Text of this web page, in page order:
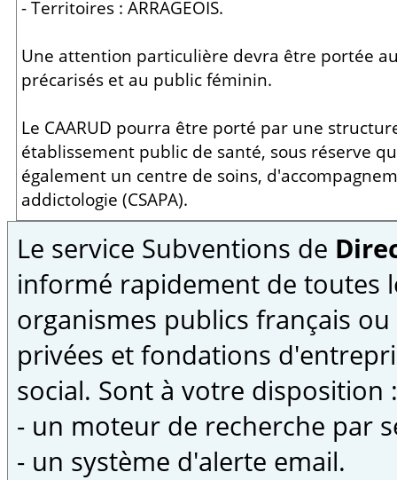
- Territoires : ARRAGEOIS.
Une attention particulière devra être portée
précarisés et au public féminin.
Le CAARUD pourra être porté par une
établissement public de santé, sous réserve
également un centre de soins,
addictologie (CSAPA).
Le service Subventions de
informé rapidement de toutes
organismes publics français
privées et fondations
social. Sont à votre disposition :
- un moteur de recherche par
- un système d'alerte email.